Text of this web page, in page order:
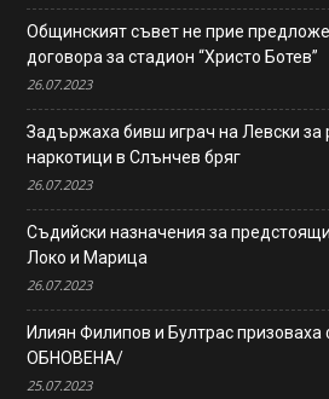
Общинският съвет не прие
договора за стадион “Христо Ботев”
26.07.2023
Задържаха бивш играч на Левски за
наркотици в Слънчев бряг
26.07.2023
Съдийски назначения за
Локо и Марица
26.07.2023
Илиян Филипов и Бултрас
ОБНОВЕНА/
25.07.2023